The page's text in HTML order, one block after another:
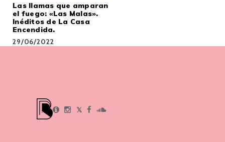
Las llamas que amparan
el fuego: «Las Malas».
Inéditos de La Casa
Encendida.
29/06/2022
𝕏